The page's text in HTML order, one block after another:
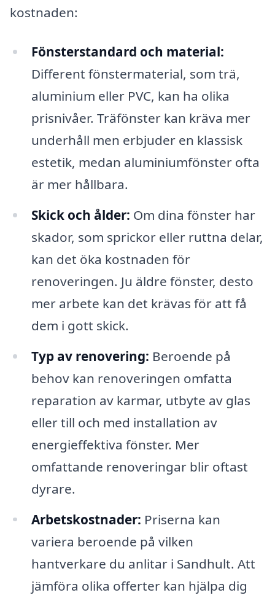
kostnaden:
Fönsterstandard och material:
Different fönstermaterial, som trä,
aluminium eller PVC, kan ha olika
prisnivåer. Träfönster kan kräva mer
underhåll men erbjuder en klassisk
estetik, medan aluminiumfönster ofta
är mer hållbara.
Skick och ålder: Om dina fönster har
skador, som sprickor eller ruttna delar,
kan det öka kostnaden för
renoveringen. Ju äldre fönster, desto
mer arbete kan det krävas för att få
dem i gott skick.
Typ av renovering: Beroende på
behov kan renoveringen omfatta
reparation av karmar, utbyte av glas
eller till och med installation av
energieffektiva fönster. Mer
omfattande renoveringar blir oftast
dyrare.
Arbetskostnader: Priserna kan
variera beroende på vilken
hantverkare du anlitar i Sandhult. Att
jämföra olika offerter kan hjälpa dig